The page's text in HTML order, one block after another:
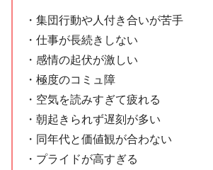
・集団行動や人付き合いが苦手
・仕事が長続きしない
・感情の起伏が激しい
・極度のコミュ障
・空気を読みすぎて疲れる
・朝起きられず遅刻が多い
・同年代と価値観が合わない
・プライドが高すぎる